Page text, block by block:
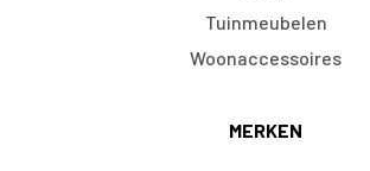
Tuinmeubelen
Woonaccessoires
MERKEN